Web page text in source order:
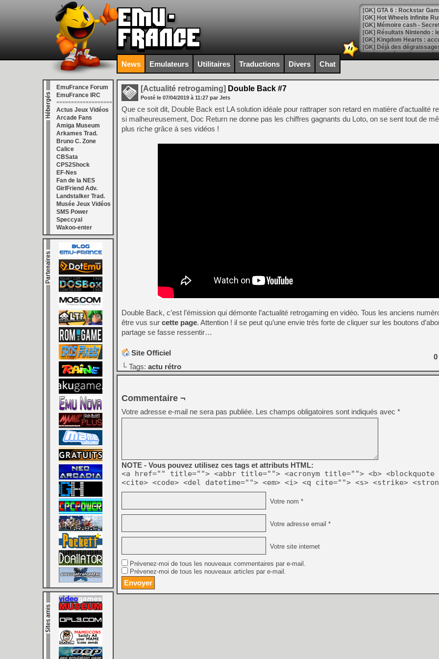
[GK] GTA 6 : Rockstar
[GK] Hot Wheels Infinite
[GK] Mémoire cash -
[GK] Résultats Nintendo :
[GK] Déjà des
[Mo5] Brickboy cherche à
[GK] Minecraft et ses «
[GK] Beast of
[GK] Ubisoft : fin de partie
[GK] Mémoire cash -
[GK] Dan Houser (GTA)
[GK] Comment EA Sports
[GK] Crimson Moon : un
[GK] Isle of Reveries : le
[GK] Moonlighter 2 : The
[GK] Capcom relance
[Mo5] Deux inédits du
[GK] Le beat'em up The
[GK] Endless Legend 2 :
[LS] [PS5] Le WebKit
[GK] Oubliez Crazy Taxi,
[LS] [Switch] NSZ 5.0.0
[GK] No More Room in
[GK] Un chatbot Atelier
[GK] Mémoire cash -
[GK] Nvidia : le prix des
[GK] Suikoden Star Leap
[Mo5] La mini borne
[GK] Pourquoi Marvel
[GK] Test : Restory : Chill
News Emulateurs Utilitaires Traductions Divers Chat
EmuFrance Forum
EmuFrance IRC
===================
Actus Jeux Vidéos
Arcade Fans
Amiga Museum
Arkames Trad.
Bruno C. Zone
Calice
CBSata
CPS2Shock
EF-Nes
Fan de la NES
GirlFriend Adv.
Landstalker Trad.
Musée Jeux Vidéos
SMS Power
Speccyal
Wakoo-enter
[Actualité retrogaming] Double Back #7
Posté le 07/04/2019 à 11:27 par Jets
Que ce soit dit, Double Back est LA solution idéale pour rattraper son retard en matière d’actualité
si malheureusement, Doc Return ne donne pas les chiffres gagnants du Loto, on se sent tout de
plus riche grâce à ses vidéos !
Double Back, c’est l’émission qui démonte l’actualité retrogaming en vidéo. Tous les anciens
être vus sur cette page. Attention ! il se peut qu’une envie très forte de cliquer sur les boutons
partage se fasse ressentir…
Site Officiel
└ Tags: actu rétro
0
Commentaire ¬
Votre adresse e-mail ne sera pas publiée. Les champs obligatoires sont indiqués avec *
NOTE - Vous pouvez utilisez ces tags et attributs HTML:
<a href="" title=""> <abbr title=""> <acronym title=""> <b> <blockquote
<cite> <code> <del datetime=""> <em> <i> <q cite=""> <s> <strike>
Votre nom *
Votre adresse email *
Votre site internet
Prévenez-moi de tous les nouveaux commentaires par e-mail.
Prévenez-moi de tous les nouveaux articles par e-mail.